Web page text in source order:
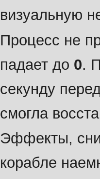
визуальную
Процесс не
падает до 0.
секунду
смогла
Эффекты,
корабле